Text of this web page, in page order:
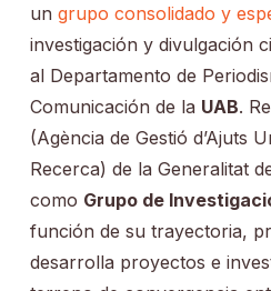
un grupo consolidado y
investigación y divulgación
al Departamento de
Comunicación de la UAB.
(Agència de Gestió d’Ajuts
Recerca) de la Generalitat
como Grupo de
función de su trayectoria,
desarrolla proyectos e